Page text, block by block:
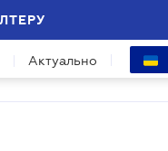
Актуально